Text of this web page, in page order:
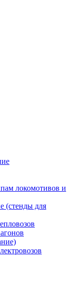
локомотивов и
(стенды для